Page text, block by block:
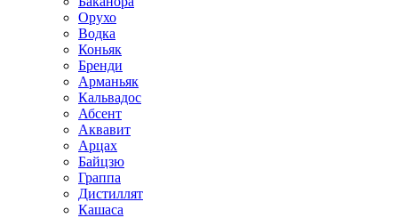
Орухо
Водка
Коньяк
Бренди
Арманьяк
Кальвадос
Абсент
Аквавит
Арцах
Байцзю
Граппа
Дистиллят
Кашаса